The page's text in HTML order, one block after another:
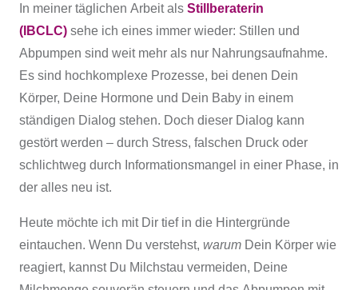
In meiner täglichen Arbeit als Stillberaterin
(IBCLC) sehe ich eines immer wieder: Stillen und
Abpumpen sind weit mehr als nur Nahrungsaufnahme.
Es sind hochkomplexe Prozesse, bei denen Dein
Körper, Deine Hormone und Dein Baby in einem
ständigen Dialog stehen. Doch dieser Dialog kann
gestört werden – durch Stress, falschen Druck oder
schlichtweg durch Informationsmangel in einer Phase, in
der alles neu ist.
Heute möchte ich mit Dir tief in die Hintergründe
eintauchen. Wenn Du verstehst, warum Dein Körper wie
reagiert, kannst Du Milchstau vermeiden, Deine